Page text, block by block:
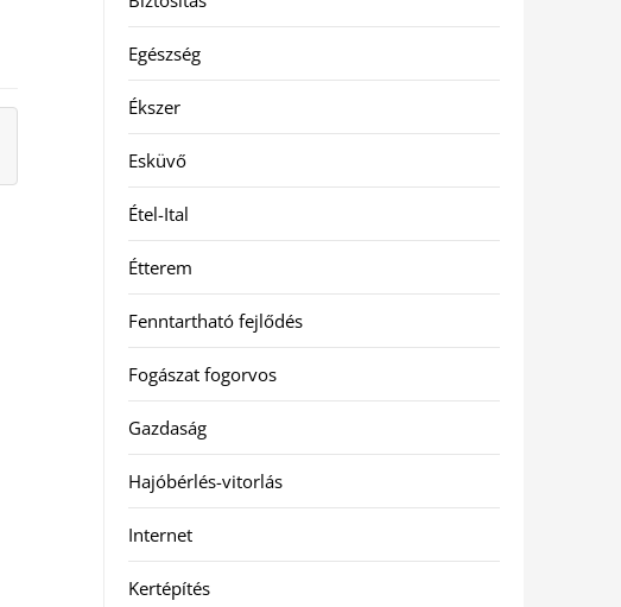
Egészség
Ékszer
Esküvő
Étel-Ital
Étterem
Fenntartható fejlődés
Fogászat fogorvos
Gazdaság
Hajóbérlés-vitorlás
Internet
Kertépítés